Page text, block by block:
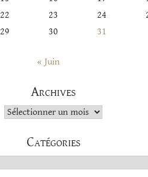
22 23 24
29 30 31
« Juin
Archives
Archives
Catégories